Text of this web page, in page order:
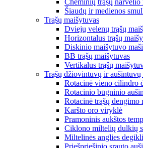
Cheminių trąšų narvelio
Šiaudų ir medienos
Trąšų maišytuvas
Dviejų velenų trąšų
Horizontalus trąšų
Diskinio maišytuvo
BB trąšų maišytuvas
Vertikalus trąšų
Trąšų džiovintuvų ir aušintuvų
Rotacinė vieno cilindro
Rotacinio būgninio
Rotacinė trąšų dengimo
Karšto oro viryklė
Pramoninis aukštos
Ciklono miltelių dulkių
Miltelinės anglies
Priešpriešinio srauto